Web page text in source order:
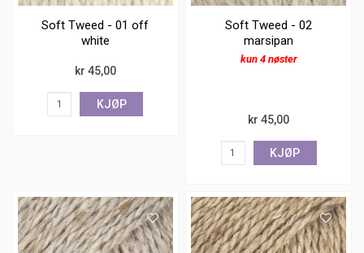
Soft Tweed - 01 off
white
kr 45,00
KJØP
Soft Tweed - 02
marsipan
kun 4 nøster
kr 45,00
KJØP